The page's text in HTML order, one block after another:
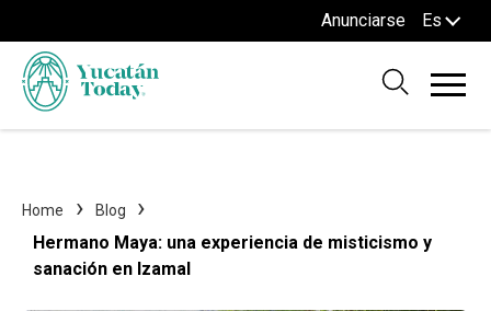
Anunciarse Es
Home Blog
Hermano Maya: una experiencia de misticismo y
sanación en Izamal